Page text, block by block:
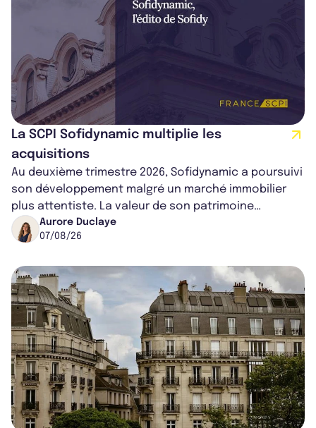
La SCPI Sofidynamic multiplie les
acquisitions
Au deuxième trimestre 2026, Sofidynamic a poursuivi
son développement malgré un marché immobilier
plus attentiste. La valeur de son patrimoine
progresse de 3,8% à périmètre constan...
Aurore Duclaye
07/08/26